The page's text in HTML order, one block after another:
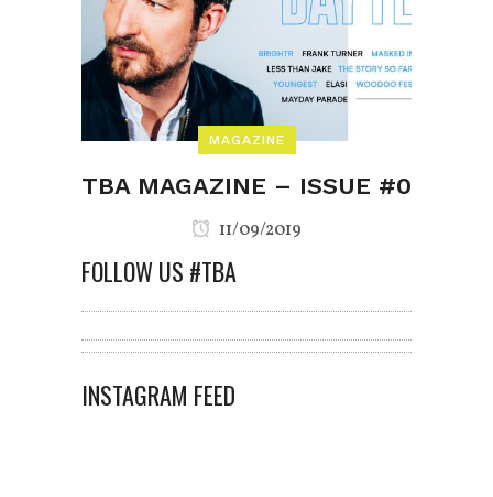
MAGAZINE
TBA MAGAZINE – ISSUE #0
11/09/2019
FOLLOW US #TBA
INSTAGRAM FEED